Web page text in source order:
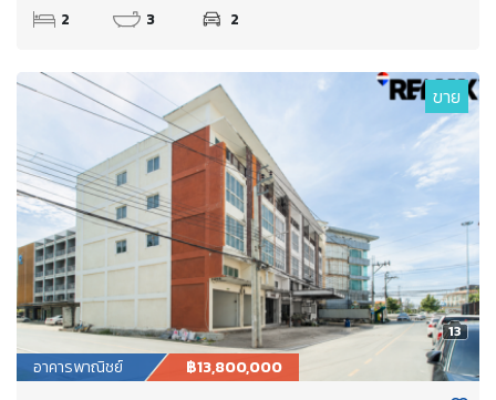
2
3 2
13
ขาย
อาคารพาณิชย์ ฿13,800,000